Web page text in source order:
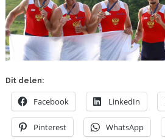
Dit delen:
Facebook LinkedIn
Pinterest WhatsApp